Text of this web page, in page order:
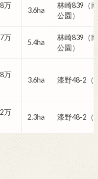
万
3.6ha
林崎839 （
公園）
万
5.4ha
林崎839（
公園）
万
3.6ha 漆野48-2
万
2.3ha 漆野48-2